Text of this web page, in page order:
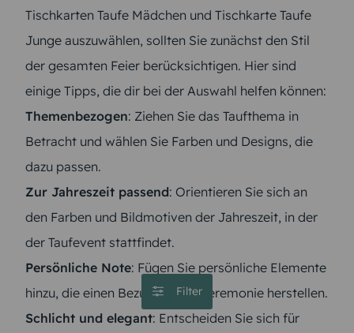
Filter
Tischkarten Taufe Mädchen und Tischkarte Taufe
Junge auszuwählen, sollten Sie zunächst den Stil
der gesamten Feier berücksichtigen. Hier sind
einige Tipps, die dir bei der Auswahl helfen können:
Themenbezogen: Ziehen Sie das Taufthema in
Betracht und wählen Sie Farben und Designs, die
dazu passen.
Zur Jahreszeit passend: Orientieren Sie sich an
den Farben und Bildmotiven der Jahreszeit, in der
der Taufevent stattfindet.
Persönliche Note: Fügen Sie persönliche Elemente
hinzu, die einen Bezug zur Taufzeremonie herstellen.
Schlicht und elegant: Entscheiden Sie sich für